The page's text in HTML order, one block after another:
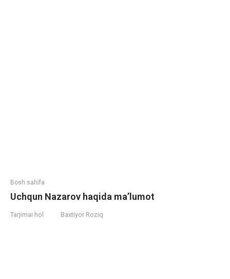
Bosh sahifa
Uchqun Nazarov haqida ma’lumot
Tarjimai hol Baxtiyor Roziq